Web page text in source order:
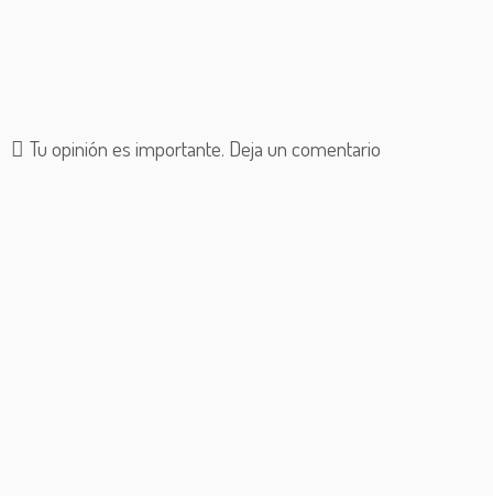
Tu opinión es importante. Deja un comentario